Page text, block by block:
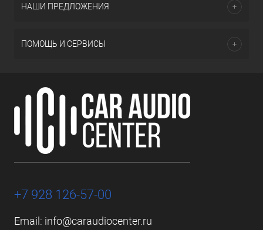
НАШИ ПРЕДЛОЖЕНИЯ
ПОМОЩЬ И СЕРВИСЫ
+7 928 126-57-00
Email: info@caraudiocenter.ru